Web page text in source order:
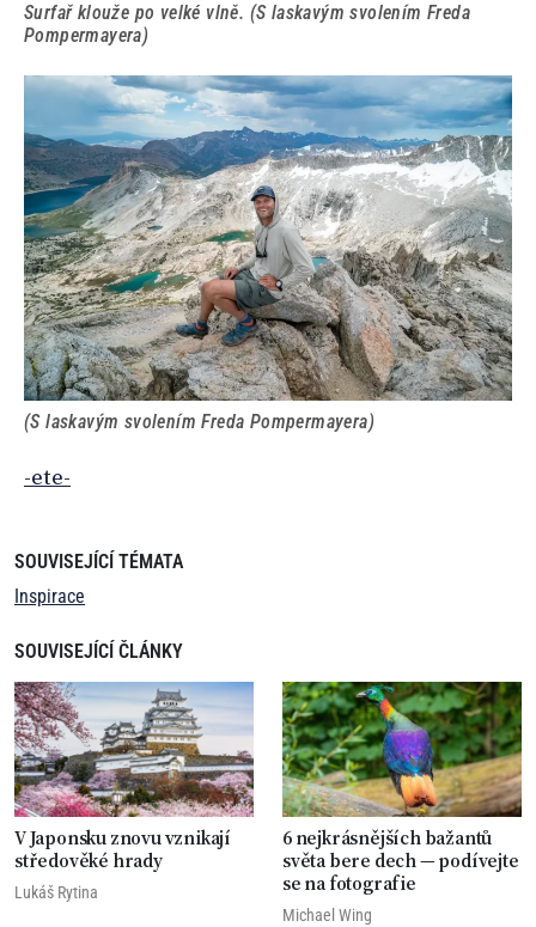
Surfař klouže po velké vlně. (S laskavým svolením Freda
Pompermayera)
(S laskavým svolením Freda Pompermayera)
-ete-
SOUVISEJÍCÍ TÉMATA
Inspirace
SOUVISEJÍCÍ ČLÁNKY
V Japonsku znovu vznikají
středověké hrady
Lukáš Rytina
6 nejkrásnějších bažantů
světa bere dech — podívejte
se na fotografie
Michael Wing